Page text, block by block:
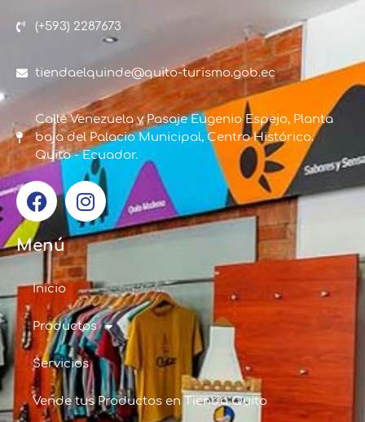
(+593) 2287673
tiendaelquinde@quito-turismo.gob.ec
Calle Venezuela y Pasaje Eugenio Espejo, Planta
baja del Palacio Municipal, Centro Histórico.
Quito - Ecuador.
Menú
Inicio
Productos
Servicios
Vende tus Productos en Tienda Quito